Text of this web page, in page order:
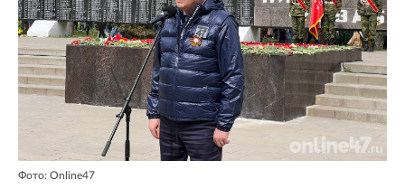
Фото: Online47